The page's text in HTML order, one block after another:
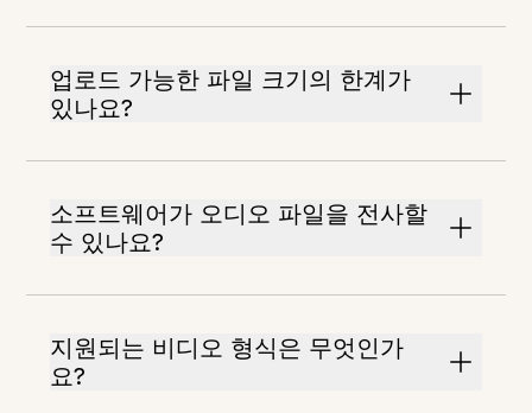
업로드 가능한 파일 크기의 한계가
있나요?
소프트웨어가 오디오 파일을 전사할
수 있나요?
지원되는 비디오 형식은 무엇인가
요?